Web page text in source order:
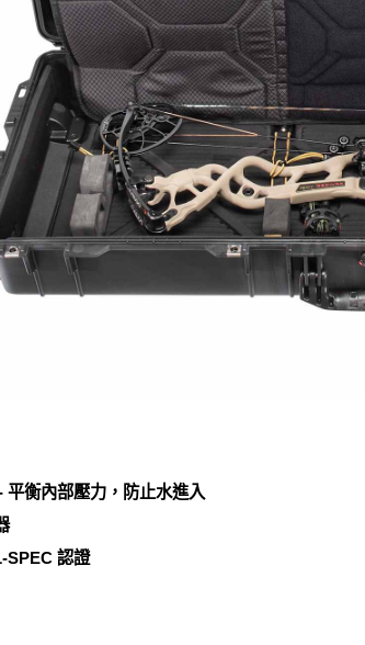
平衡內部壓力，防止水進入
SPEC 認證